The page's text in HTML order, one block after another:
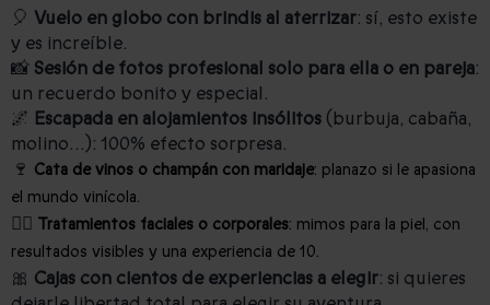
🎈 Vuelo en globo con brindis al aterrizar: sí, esto existe
y es increíble.
📸 Sesión de fotos profesional solo para ella o en pareja:
un recuerdo bonito y especial.
🌌 Escapada en alojamientos insólitos (burbuja, cabaña,
molino…): 100% efecto sorpresa.
🍷 Cata de vinos o champán con maridaje: planazo si le apasiona
el mundo vinícola.
💆‍♀️ Tratamientos faciales o corporales: mimos para la piel, con
resultados visibles y una experiencia de 10.
🎀 Cajas con cientos de experiencias a elegir: si quieres